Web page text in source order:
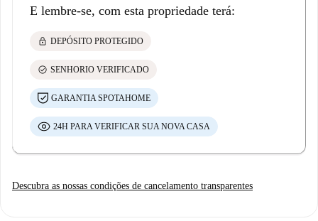
E lembre-se, com esta propriedade terá:
lock DEPÓSITO PROTEGIDO
check_circle SENHORIO VERIFICADO
GARANTIA SPOTAHOME
24H PARA VERIFICAR SUA NOVA CASA
Descubra as nossas condições de cancelamento transparentes